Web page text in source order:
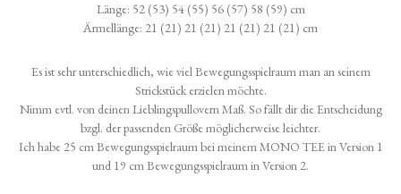
Länge: 52 (53) 54 (55) 56 (57) 58 (59) cm
Ärmellänge: 21 (21) 21 (21) 21 (21) 21 (21) cm
Es ist sehr unterschiedlich, wie viel Bewegungsspielraum man an seinem
Strickstück erzielen möchte.
Nimm evtl. von deinen Lieblingspullovern Maß. So fällt dir die Entscheidung
bzgl. der passenden Größe möglicherweise leichter.
Ich habe 25 cm Bewegungsspielraum bei meinem MONO TEE in Version 1
und 19 cm Bewegungsspielraum in Version 2.